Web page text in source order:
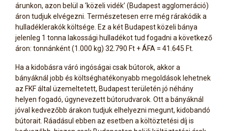
árunkon, azon belül a ‘közeli vidék’ (Budapest agglomeráció)
áron tudjuk elvégezni. Természetesen erre még rárakódik a
hulladéklerakók költsége. Ez a két Budapest közeli bánya
jelenleg 1 tonna lakossági hulladékot tud fogadni a következő
áron: tonnánként (1.000 kg) 32.790 Ft + ÁFA = 41.645 Ft.
Ha a kidobásra váró ingóságai csak bútorok, akkor a
bányáknál jobb és költséghatékonyabb megoldások lehetnek
az FKF által üzemeltetett, Budapest területén jó néhány
helyen fogadó, úgynevezett bútorudvarok. Ott a bányáknál
jóval kedvezőbb árakon tudjuk elhelyezni megunt, kidobandó
bútorait. Ráadásul ebben az esetben a költöztetési díj is